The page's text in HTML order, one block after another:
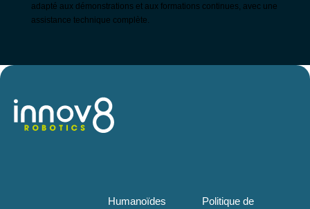
adapté aux démonstrations et aux formations continues, avec une
assistance technique complète.
Humanoïdes
Politique de